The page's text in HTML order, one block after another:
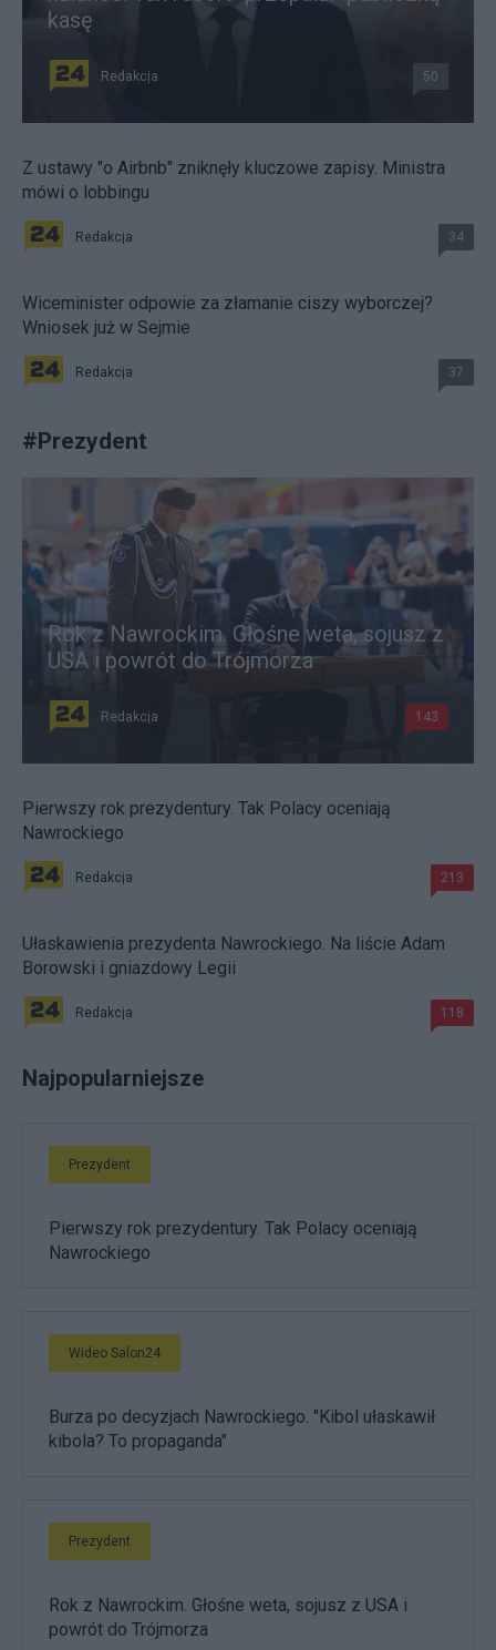
kasę
Redakcja 50
Z ustawy "o Airbnb" zniknęły kluczowe zapisy. Ministra
mówi o lobbingu
Redakcja 34
Wiceminister odpowie za złamanie ciszy wyborczej?
Wniosek już w Sejmie
Redakcja 37
#Prezydent
Rok z Nawrockim. Głośne weta, sojusz z
USA i powrót do Trójmorza
Redakcja 143
Pierwszy rok prezydentury. Tak Polacy oceniają
Nawrockiego
Redakcja 213
Ułaskawienia prezydenta Nawrockiego. Na liście Adam
Borowski i gniazdowy Legii
Redakcja 118
Najpopularniejsze
Prezydent
Pierwszy rok prezydentury. Tak Polacy oceniają
Nawrockiego
Wideo Salon24
Burza po decyzjach Nawrockiego. "Kibol ułaskawił
kibola? To propaganda"
Prezydent
Rok z Nawrockim. Głośne weta, sojusz z USA i
powrót do Trójmorza